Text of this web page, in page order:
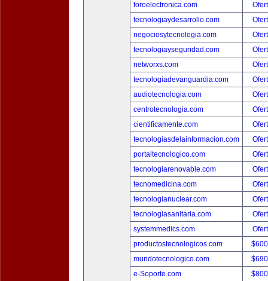
foroelectronica.com
tecnologiaydesarrollo.com
negociosytecnologia.com
tecnologiayseguridad.com
networxs.com
tecnologiadevanguardia.com
audiotecnologia.com
centrotecnologia.com
cientificamente.com
tecnologiasdelainformacion.com
portaltecnologico.com
tecnologiarenovable.com
tecnomedicina.com
tecnologianuclear.com
tecnologiasanitaria.com
systemmedics.com
productostecnologicos.com
mundotecnologico.com
e-Soporte.com